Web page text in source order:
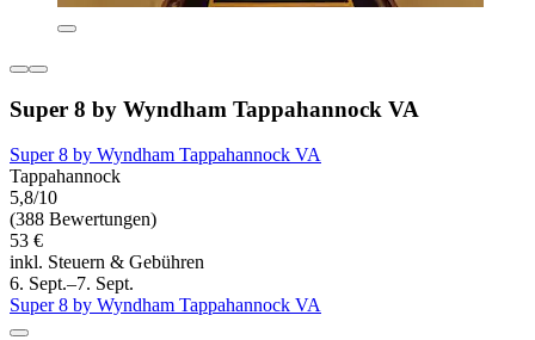
Super 8 by Wyndham Tappahannock VA
Super 8 by Wyndham Tappahannock VA
Tappahannock
5,8/10
(388 Bewertungen)
53 €
inkl. Steuern & Gebühren
6. Sept.–7. Sept.
Super 8 by Wyndham Tappahannock VA